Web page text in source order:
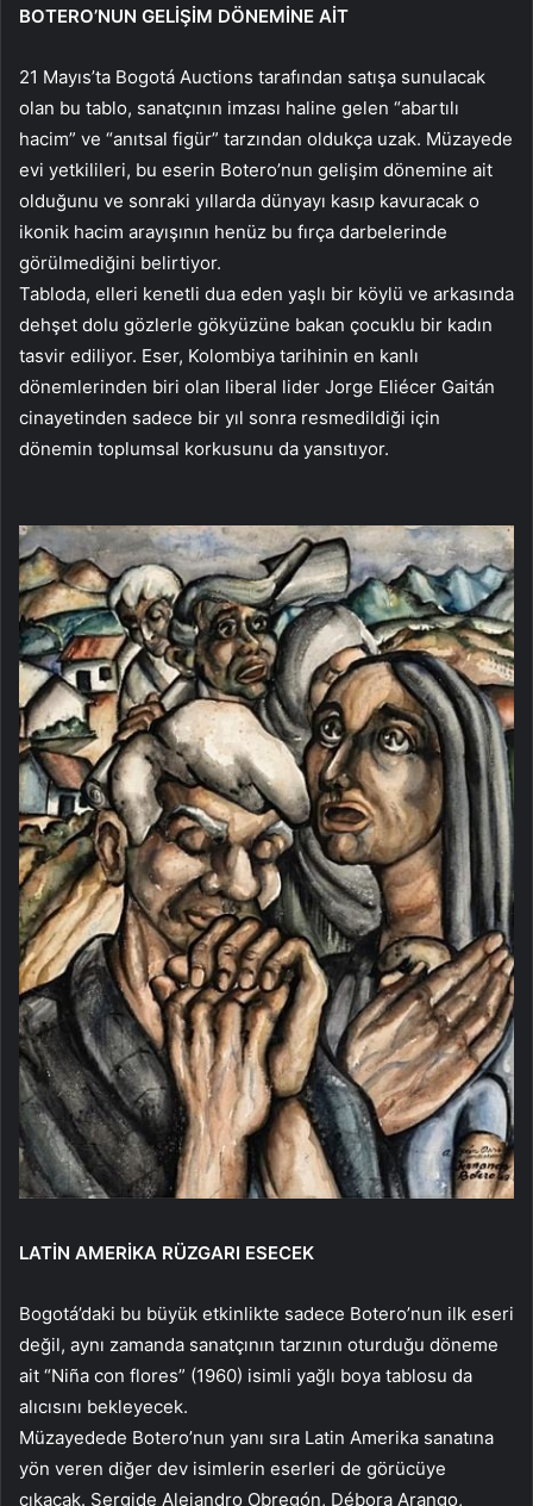
BOTERO’NUN GELİŞİM DÖNEMİNE AİT
21 Mayıs’ta Bogotá Auctions tarafından satışa sunulacak
olan bu tablo, sanatçının imzası haline gelen “abartılı
hacim” ve “anıtsal figür” tarzından oldukça uzak. Müzayede
evi yetkilileri, bu eserin Botero’nun gelişim dönemine ait
olduğunu ve sonraki yıllarda dünyayı kasıp kavuracak o
ikonik hacim arayışının henüz bu fırça darbelerinde
görülmediğini belirtiyor.
Tabloda, elleri kenetli dua eden yaşlı bir köylü ve arkasında
dehşet dolu gözlerle gökyüzüne bakan çocuklu bir kadın
tasvir ediliyor. Eser, Kolombiya tarihinin en kanlı
dönemlerinden biri olan liberal lider Jorge Eliécer Gaitán
cinayetinden sadece bir yıl sonra resmedildiği için
dönemin toplumsal korkusunu da yansıtıyor.
LATİN AMERİKA RÜZGARI ESECEK
Bogotá’daki bu büyük etkinlikte sadece Botero’nun ilk eseri
değil, aynı zamanda sanatçının tarzının oturduğu döneme
ait “Niña con flores” (1960) isimli yağlı boya tablosu da
alıcısını bekleyecek.
Müzayedede Botero’nun yanı sıra Latin Amerika sanatına
yön veren diğer dev isimlerin eserleri de görücüye
çıkacak. Sergide Alejandro Obregón, Débora Arango,